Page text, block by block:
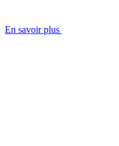
En savoir plus